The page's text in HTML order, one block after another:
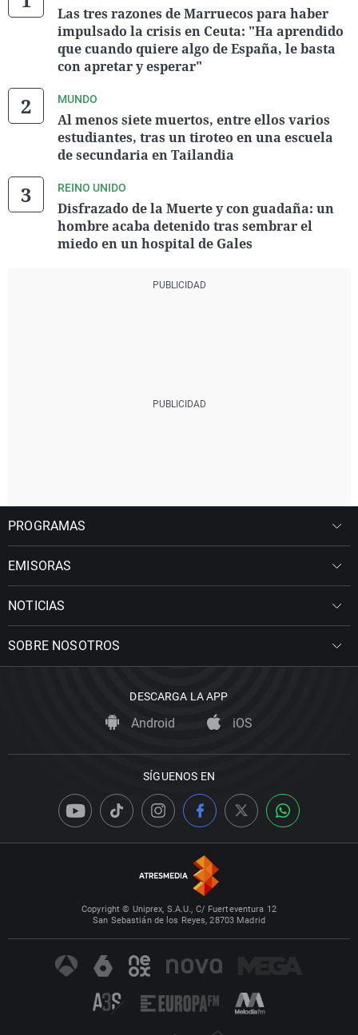
Las tres razones de Marruecos para haber
impulsado la crisis en Ceuta: "Ha aprendido
que cuando quiere algo de España, le basta
con apretar y esperar"
MUNDO
Al menos siete muertos, entre ellos varios
estudiantes, tras un tiroteo en una escuela
de secundaria en Tailandia
REINO UNIDO
Disfrazado de la Muerte y con guadaña: un
hombre acaba detenido tras sembrar el
miedo en un hospital de Gales
PROGRAMAS
EMISORAS
NOTICIAS
SOBRE NOSOTROS
DESCARGA LA APP
Android iOS
SÍGUENOS EN
Copyright © Uniprex, S.A.U., C/ Fuerteventura 12
San Sebastián de los Reyes, 28703 Madrid